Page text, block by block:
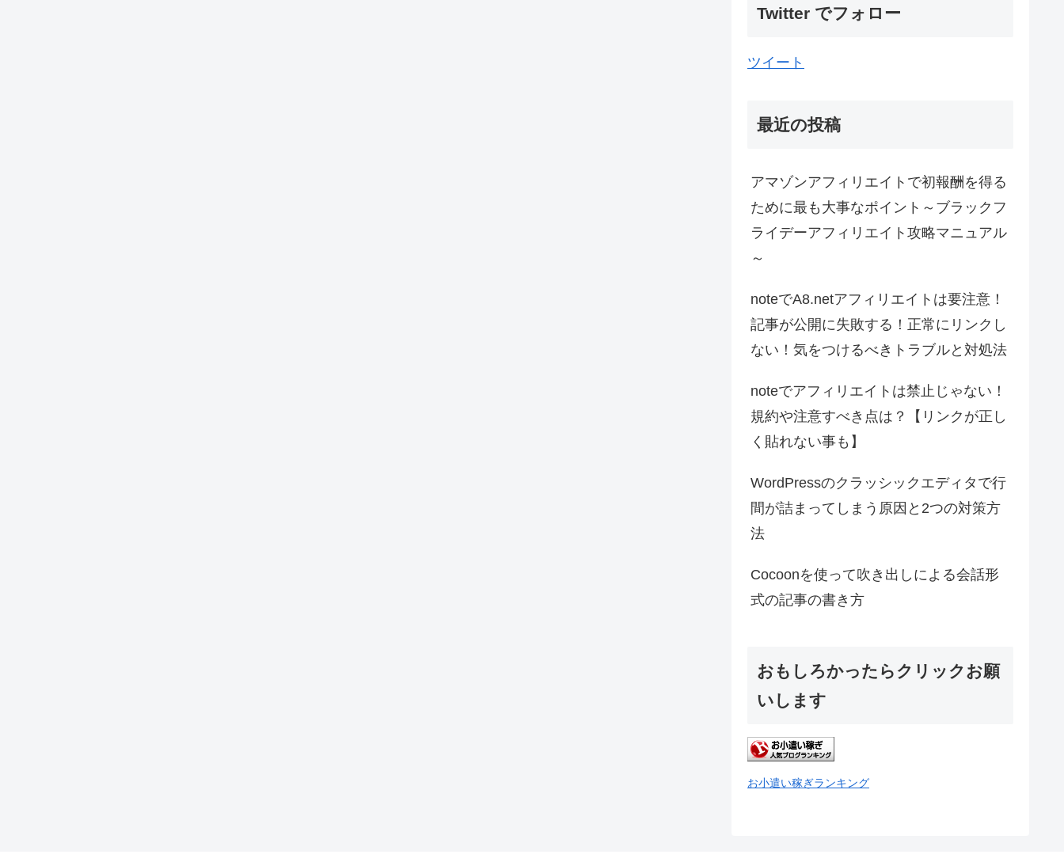
Twitter でフォロー
ツイート
最近の投稿
アマゾンアフィリエイトで初報酬を得る
ために最も大事なポイント～ブラックフ
ライデーアフィリエイト攻略マニュアル
～
noteでA8.netアフィリエイトは要注意！
記事が公開に失敗する！正常にリンクし
ない！気をつけるべきトラブルと対処法
noteでアフィリエイトは禁止じゃない！
規約や注意すべき点は？【リンクが正し
く貼れない事も】
WordPressのクラッシックエディタで行
間が詰まってしまう原因と2つの対策方
法
Cocoonを使って吹き出しによる会話形
式の記事の書き方
おもしろかったらクリックお願
いします
お小遣い稼ぎランキング